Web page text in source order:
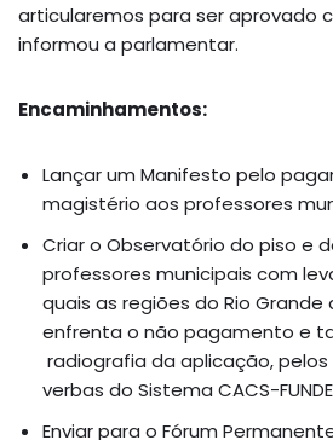
articularemos para ser aprovado
informou a parlamentar.
Encaminhamentos:
Lançar um Manifesto pelo
magistério aos professores
Criar o Observatório do piso e
professores municipais com
quais as regiões do Rio Grande
enfrenta o não pagamento e
radiografia da aplicação, pelos
verbas do Sistema CACS-
Enviar para o Fórum